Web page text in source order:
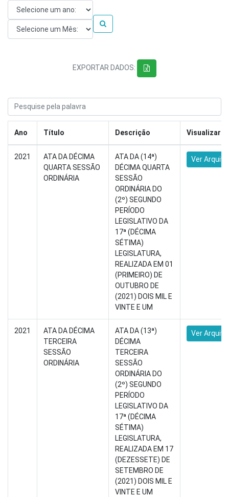
EXPORTAR DADOS:
Ano Título Descrição Visualizar
2021
ATA DA DÉCIMA
QUARTA SESSÃO
ORDINÁRIA
ATA DA (14ª)
DÉCIMA QUARTA
SESSÃO
ORDINÁRIA DO
(2º) SEGUNDO
PERÍODO
LEGISLATIVO DA
17ª (DÉCIMA
SÉTIMA)
LEGISLATURA,
REALIZADA EM 01
(PRIMEIRO) DE
OUTUBRO DE
(2021) DOIS MIL E
VINTE E UM
Ver Arquivo
2021
ATA DA DÉCIMA
TERCEIRA
SESSÃO
ORDINÁRIA
ATA DA (13ª)
DÉCIMA
TERCEIRA
SESSÃO
ORDINÁRIA DO
(2º) SEGUNDO
PERÍODO
LEGISLATIVO DA
17ª (DÉCIMA
SÉTIMA)
LEGISLATURA,
REALIZADA EM 17
(DEZESSETE) DE
SETEMBRO DE
(2021) DOIS MIL E
VINTE E UM
Ver Arquivo